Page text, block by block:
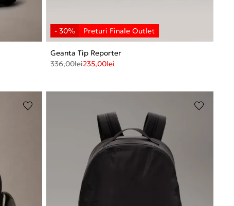
Geanta Tip Reporter
336,00lei235,00lei